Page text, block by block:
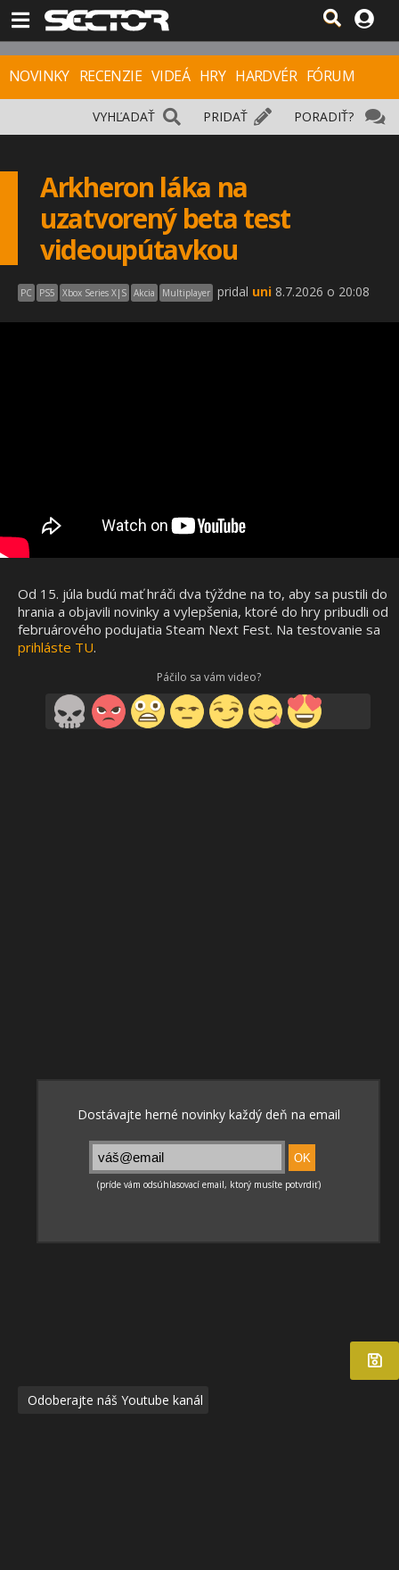
NOVINKY RECENZIE VIDEÁ HRY HARDVÉR FÓRUM
PORADIŤ?
PRIDAŤ
VYHĽADAŤ
Arkheron láka na
uzatvorený beta test
videoupútavkou
PC PS5 Xbox Series X|S Akcia Multiplayer pridal uni 8.7.2026 o 20:08
Od 15. júla budú mať hráči dva týždne na to, aby sa pustili do
hrania a objavili novinky a vylepšenia, ktoré do hry pribudli od
februárového podujatia Steam Next Fest. Na testovanie sa
prihláste TU.
Páčilo sa vám video?
Odoberajte náš Youtube kanál